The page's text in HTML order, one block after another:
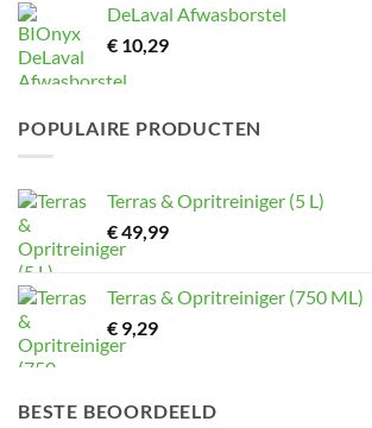
DeLaval Afwasborstel
€ 10,29
POPULAIRE PRODUCTEN
Terras & Opritreiniger (5 L)
€49,99
Terras & Opritreiniger (750 ML)
€ 9,29
BESTE BEOORDEELD